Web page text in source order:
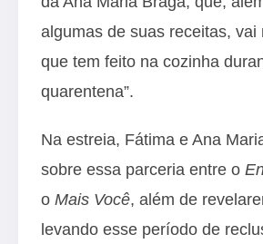
algumas de suas receitas, vai
que tem feito na cozinha
quarentena”.
Na estreia, Fátima e Ana
sobre essa parceria entre o
o Mais Você, além de
levando esse período de